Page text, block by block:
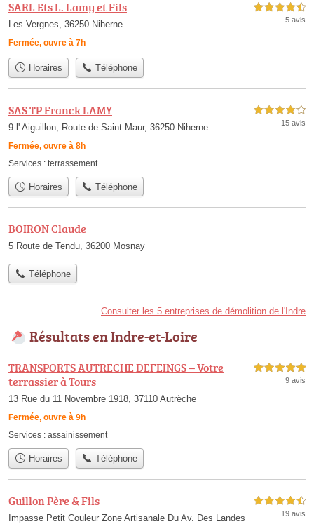
SARL Ets L. Lamy et Fils
Les Vergnes, 36250 Niherne
Fermée, ouvre à 7h
4,5 étoiles sur 5
5 avis
Horaires Téléphone
SAS TP Franck LAMY
9 l' Aiguillon, Route de Saint Maur, 36250 Niherne
Fermée, ouvre à 8h
4,0 étoiles sur 5
15 avis
Services : terrassement
Horaires Téléphone
BOIRON Claude
5 Route de Tendu, 36200 Mosnay
Téléphone
Consulter les 5 entreprises de démolition de l'Indre
Résultats en Indre-et-Loire
TRANSPORTS AUTRECHE DEFEINGS – Votre
terrassier à Tours
13 Rue du 11 Novembre 1918, 37110 Autrèche
Fermée, ouvre à 9h
5,0 étoiles sur 5
9 avis
Services : assainissement
Horaires Téléphone
Guillon Père & Fils
Impasse Petit Couleur Zone Artisanale Du Av. Des Landes
4,5 étoiles sur 5
19 avis